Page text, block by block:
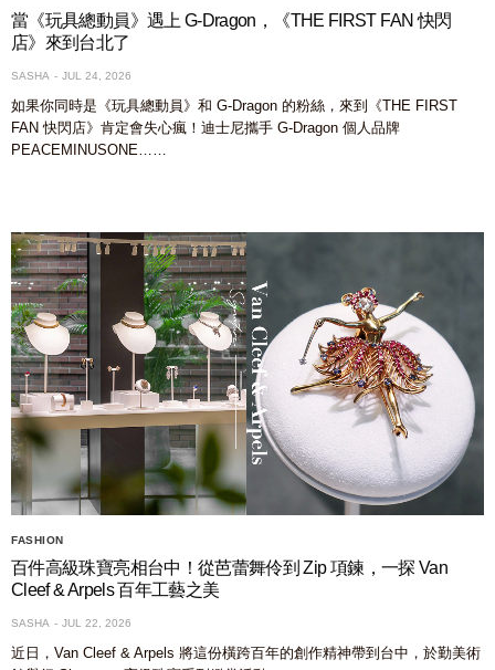
當《玩具總動員》遇上 G-Dragon，《THE FIRST FAN 快閃
店》來到台北了
SASHA JUL 24, 2026
如果你同時是《玩具總動員》和 G-Dragon 的粉絲，來到《THE FIRST
FAN 快閃店》肯定會失心瘋！迪士尼攜手 G-Dragon 個人品牌
PEACEMINUSONE……
FASHION
百件高級珠寶亮相台中！從芭蕾舞伶到 Zip 項鍊，一探 Van
Cleef & Arpels 百年工藝之美
SASHA JUL 22, 2026
近日，Van Cleef & Arpels 將這份橫跨百年的創作精神帶到台中，於勤美術